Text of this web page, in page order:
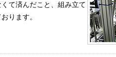
て済んだこと、組み立て
ります。